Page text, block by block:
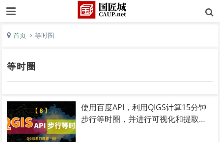
首页 等时圈
等时圈
使用百度API，利用QIGS计算15分钟
步行等时圈，并进行可视化和提取等